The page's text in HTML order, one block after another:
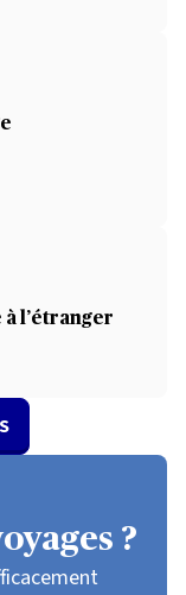
l’étranger
?